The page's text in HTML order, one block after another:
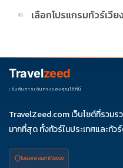
บางโปรแกรมมีโปรผ่อน 0%
บริษัทกำหนด สามารถดูสัญลักษ
03 เลือกโปรแกรมทัวร์เวี
ช่วงราคา ไม่ควรเทียบจากราค
Travelzeed
เริ่มต้นการเดินทางของคุณได้ที่นี่
TravelZeed.com เว็บไซต์ที่รวม
มากที่สุด ทั้งทัวร์ในประเทศและทัว
ใบอนุญาต เลขที่ 11/08038